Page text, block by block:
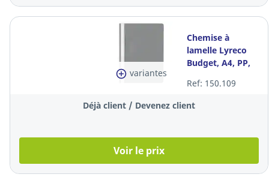
variantes
Chemise à
lamelle Lyreco
Budget, A4, PP,
Ref: 150.109
Déjà client / Devenez client
Voir le prix